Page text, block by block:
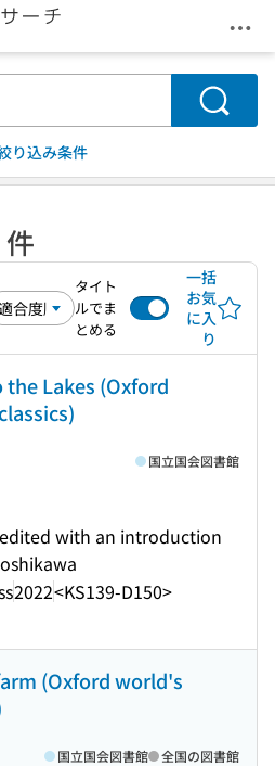
メ
検索
り込み条件
タイト
ルでま
とめる
一括
お気
に入
り
the Lakes (Oxford
with an introduction
2022<KS139-D150>
国立国会図書館
(Oxford world's
国立国会図書館 全国の図書館